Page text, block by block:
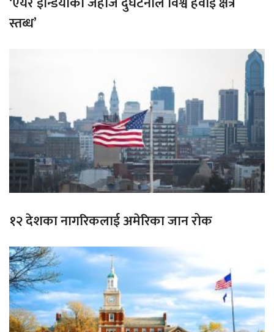
स्तब्ध’
१२ देशका नागरिकलाई अमेरिका जान रोक